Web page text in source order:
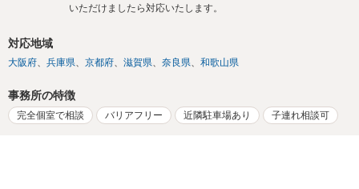
いただけましたら対応いたします。
対応地域
大阪府 兵庫県 京都府 滋賀県 奈良県 和歌山県
事務所の特徴
完全個室で相談 バリアフリー 近隣駐車場あり 子連れ相談可